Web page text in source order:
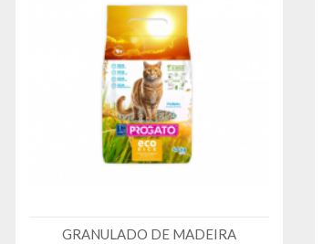
GRANULADO DE MADEIRA